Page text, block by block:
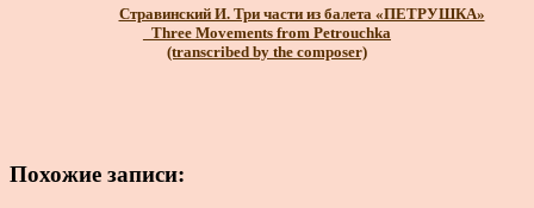
Стравинский И. Три части из балета «ПЕТРУШКА»
_Three Movements from Petrouchka
(transcribed by the composer)
Похожие записи: